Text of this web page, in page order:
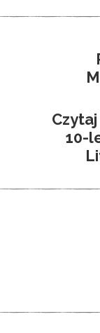
10-